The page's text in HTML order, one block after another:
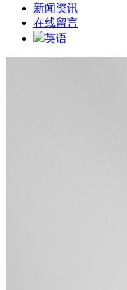
新闻资讯
在线留言
英语